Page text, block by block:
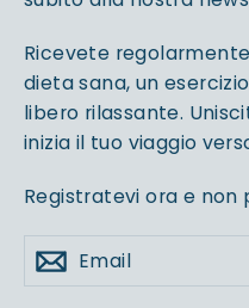
Ricevete
dieta sana, un
libero rilassante.
inizia il tuo viaggio
Registratevi ora e non
EmailIscriviti